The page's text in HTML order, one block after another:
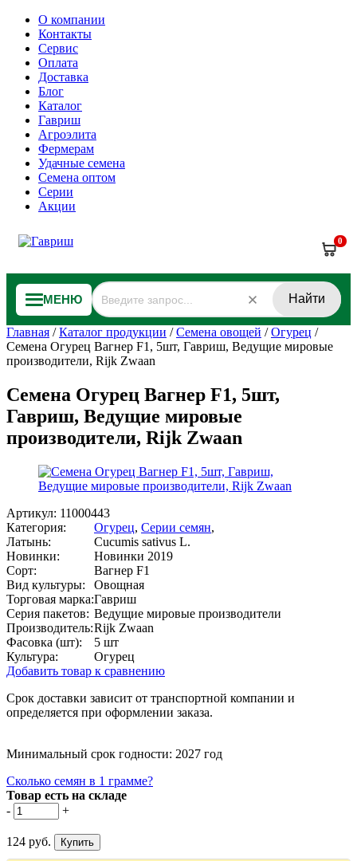
О компании
Контакты
Сервис
Оплата
Доставка
Блог
Каталог
Гавриш
Агроэлита
Фермерам
Удачные семена
Семена оптом
Серии
Акции
0
МЕНЮ Найти
Главная /Каталог продукции /Семена овощей /Огурец /
Семена Огурец Вагнер F1, 5шт, Гавриш, Ведущие мировые
производители, Rijk Zwaan
Семена Огурец Вагнер F1, 5шт,
Гавриш, Ведущие мировые
производители, Rijk Zwaan
Артикул: 11000443
Категория:
Огурец, Серии семян,
Латынь:
Cucumis sativus L.
Новинки:
Новинки 2019
Сорт:
Вагнер F1
Вид культуры:
Овощная
Торговая марка:Гавриш
Серия пакетов: Ведущие мировые производители
Производитель:Rijk Zwaan
Фасовка (шт):
5 шт
Культура:
Огурец
Добавить товар к сравнению
Срок доставки зависит от транспортной компании и
определяется при оформлении заказа.
Минимальный срок годности: 2027 год
Сколько семян в 1 грамме?
Товар есть на складе
-
+
124 руб.